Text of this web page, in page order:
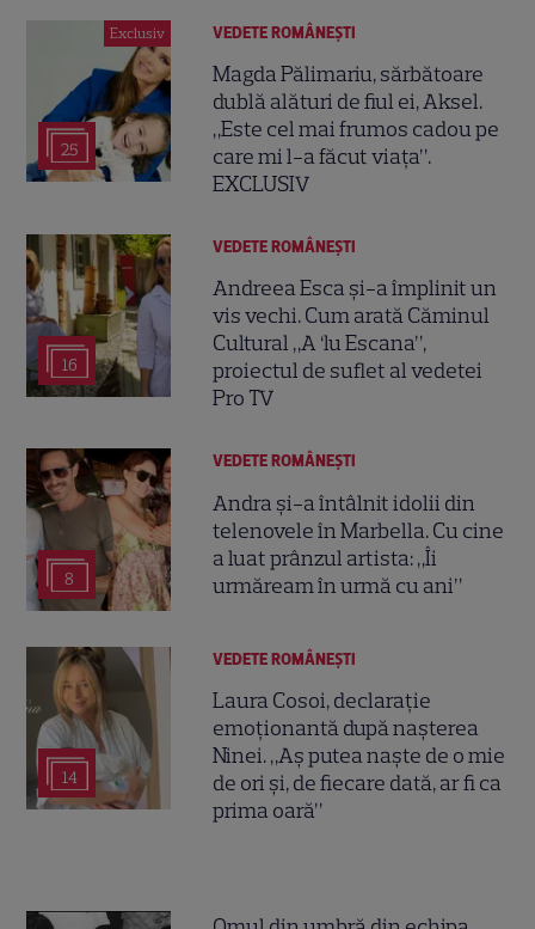
Exclusiv
25
VEDETE ROMÂNEŞTI
Magda Pălimariu, sărbătoare
dublă alături de fiul ei, Aksel.
„Este cel mai frumos cadou pe
care mi l-a făcut viața”.
EXCLUSIV
16
VEDETE ROMÂNEŞTI
Andreea Esca și-a împlinit un
vis vechi. Cum arată Căminul
Cultural „A ‘lu Escana”,
proiectul de suflet al vedetei
Pro TV
8
VEDETE ROMÂNEŞTI
Andra și-a întâlnit idolii din
telenovele în Marbella. Cu cine
a luat prânzul artista: „Îi
urmăream în urmă cu ani”
14
VEDETE ROMÂNEŞTI
Laura Cosoi, declarație
emoționantă după nașterea
Ninei. „Aș putea naște de o mie
de ori și, de fiecare dată, ar fi ca
prima oară”